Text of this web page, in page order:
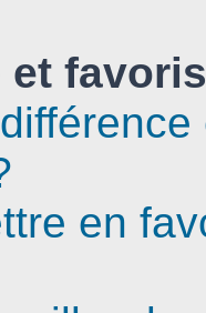
et favoris
en